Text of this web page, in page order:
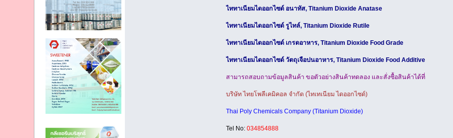
ไททาเนียมไดออกไซด์ อนาทัส, Titanium Dioxide Anatase
ไททาเนียมไดออกไซด์ รูไทล์, Titanium Dioxide Rutile
ไททาเนียมไดออกไซด์ เกรดอาหาร, Titanium Dioxide Food Grade
ไททาเนียมไดออกไซด์ วัตถุเจือปนอาหาร, Titanium Dioxide Food Additive
สามารถสอบถามข้อมูลสินค้า ขอตัวอย่างสินค้าทดลอง และสั่งซื้อสินค้าได้ที่
บริษัท ไทยโพลีเคมิคอล จำกัด (ไทเทเนียม ไดออกไซด์)
Thai Poly Chemicals Company (Titanium Dioxide)
Tel No: 034854888